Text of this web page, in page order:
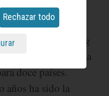
distintas
Portugal como en
la de
marketing
la que lideró la
doce países.
años ha sido la
Rechazar todo